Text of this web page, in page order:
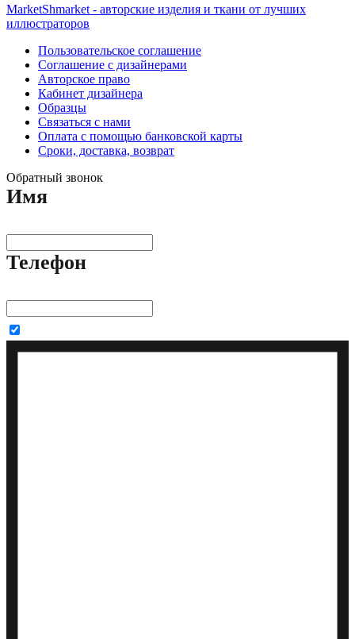
MarketShmarket - авторские изделия и ткани от лучших
иллюстраторов
Пользовательское соглашение
Соглашение с дизайнерами
Авторское право
Кабинет дизайнера
Образцы
Связаться с нами
Оплата с помощью банковской карты
Сроки, доставка, возврат
Обратный звонок
Имя
Телефон